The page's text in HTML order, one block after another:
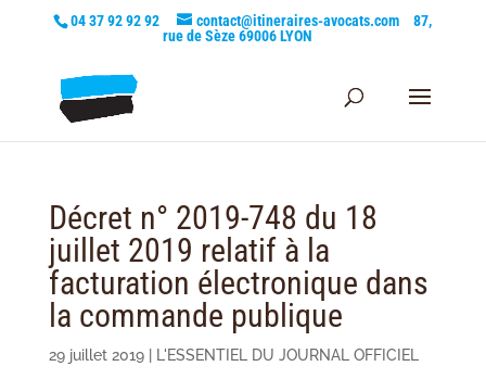
04 37 92 92 92 contact@itineraires-avocats.com
87,
rue de Sèze 69006 LYON
Décret n° 2019-748 du 18
juillet 2019 relatif à la
facturation électronique dans
la commande publique
29 juillet 2019| L'ESSENTIEL DU JOURNAL OFFICIEL